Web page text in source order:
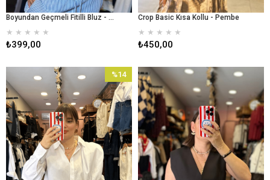
Boyundan Geçmeli Fitilli Bluz - Pembe
★ ★ ★ ★ ★
₺399,00
Crop Basic Kısa Kollu - Pembe
★ ★ ★ ★ ★
₺450,00
%14
İndirim
%14İndirim